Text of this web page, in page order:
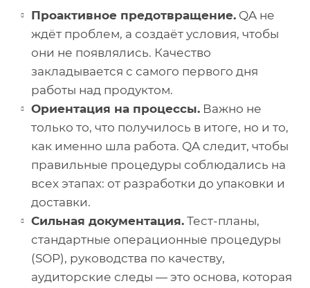
Проактивное предотвращение. QA не
ждёт проблем, а создаёт условия, чтобы
они не появлялись. Качество
закладывается с самого первого дня
работы над продуктом.
Ориентация на процессы. Важно не
только то, что получилось в итоге, но и то,
как именно шла работа. QA следит, чтобы
правильные процедуры соблюдались на
всех этапах: от разработки до упаковки и
доставки.
Сильная документация. Тест-планы,
стандартные операционные процедуры
(SOP), руководства по качеству,
аудиторские следы — это основа, которая